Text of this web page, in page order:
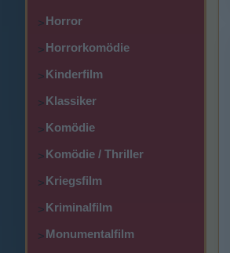
>Horror
>Horrorkomödie
>Kinderfilm
>Klassiker
>Komödie
>Komödie / Thriller
>Kriegsfilm
>Kriminalfilm
>Monumentalfilm